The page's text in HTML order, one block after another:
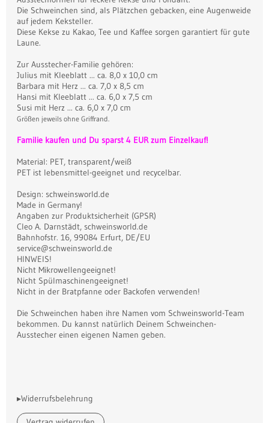
Die Schweinchen sind, als Plätzchen gebacken, eine Augenweide
auf jedem Keksteller.
Diese Kekse zu Kakao, Tee und Kaffee sorgen garantiert für gute
Laune.
Zur Ausstecher-Familie gehören:
Julius mit Kleeblatt ... ca. 8,0 x 10,0 cm
Barbara mit Herz ... ca. 7,0 x 8,5 cm
Hansi mit Kleeblatt ... ca. 6,0 x 7,5 cm
Susi mit Herz ... ca. 6,0 x 7,0 cm
Größen jeweils ohne Griffrand.
Familie kaufen und Du sparst 4 EUR zum Einzelkauf!
Material: PET, transparent/weiß
PET ist lebensmittel-geeignet und recycelbar.
Design: schweinsworld.de
Made in Germany!
Angaben zur Produktsicherheit (GPSR)
Cleo A. Darnstädt, schweinsworld.de
Bahnhofstr. 16, 99084 Erfurt, DE/EU
service@schweinsworld.de
HINWEIS!
Nicht Mikrowellengeeignet!
Nicht Spülmaschinengeeignet!
Nicht in der Bratpfanne oder Backofen verwenden!
Die Schweinchen haben ihre Namen vom Schweinsworld-Team
bekommen. Du kannst natürlich Deinem Schweinchen-
Ausstecher einen eigenen Namen geben.
▸Widerrufsbelehrung